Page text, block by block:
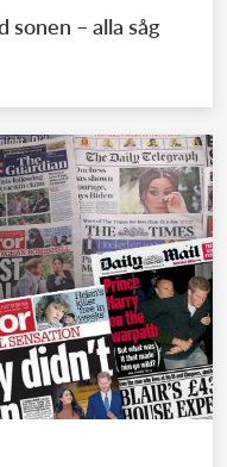
sonen – alla såg